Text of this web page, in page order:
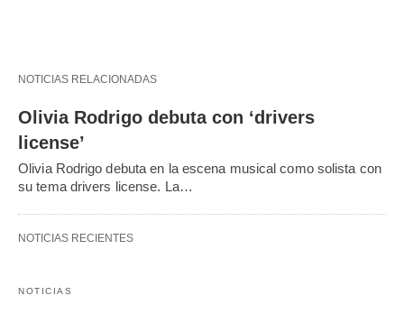
NOTICIAS RELACIONADAS
Olivia Rodrigo debuta con ‘drivers
license’
Olivia Rodrigo debuta en la escena musical como solista con
su tema drivers license. La…
NOTICIAS RECIENTES
NOTICIAS